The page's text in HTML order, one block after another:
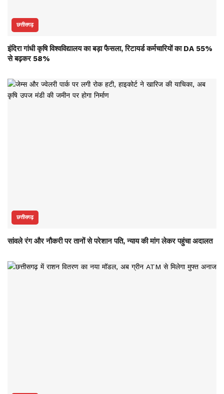
छत्तीसगढ़
इंदिरा गांधी कृषि विश्वविद्यालय का बड़ा फैसला, रिटायर्ड कर्मचारियों का DA 55%
से बढ़कर 58%
छत्तीसगढ़
सांवले रंग और नौकरी पर तानों से परेशान पति, न्याय की मांग लेकर पहुंचा अदालत